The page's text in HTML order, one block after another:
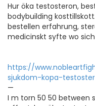
Hur öka testosteron,
bodybuilding
bestellen erfahrung,
medicinskt syfte wo
https://
sjukdom-kopa-
—
I m torn 50 50 between